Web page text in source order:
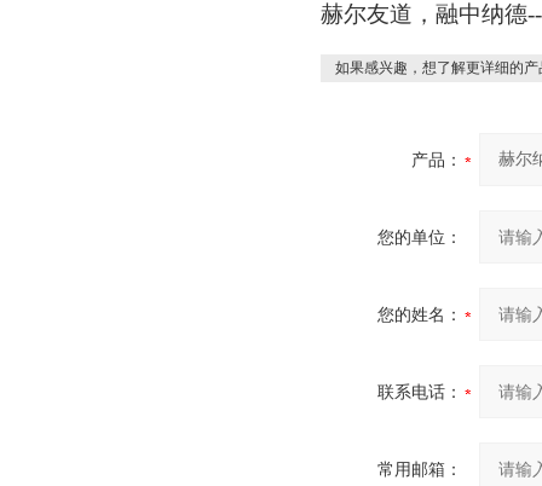
赫尔友道，融中纳德
如果感兴趣，想了解更详细的
产品：
您的单位：
您的姓名：
联系电话：
常用邮箱：